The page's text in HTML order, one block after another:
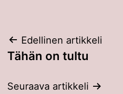
Artikkelien
selaus
Edellinen artikkeli
Tähän on tultu
Seuraava artikkeli